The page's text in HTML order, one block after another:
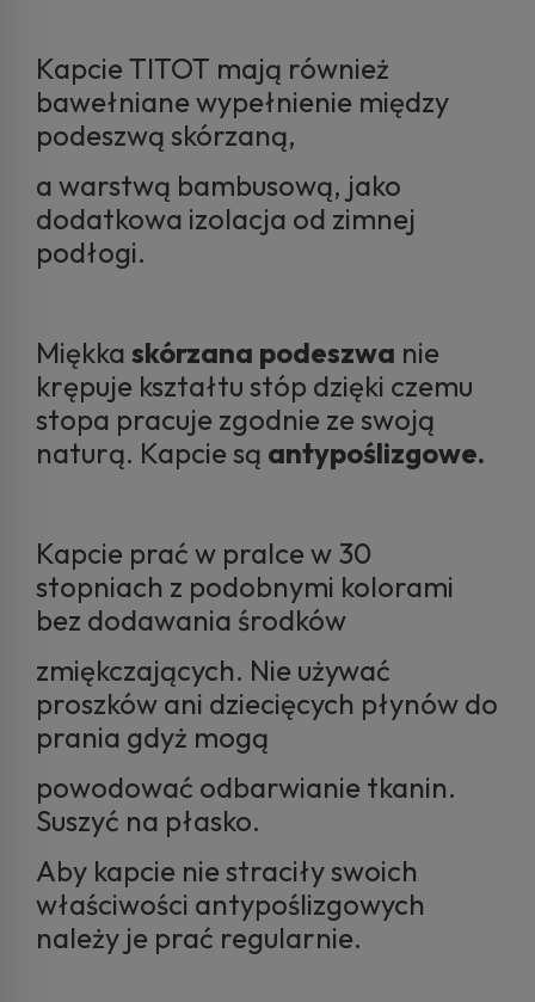
Kapcie TITOT mają również
bawełniane wypełnienie między
podeszwą skórzaną,
a warstwą bambusową, jako
dodatkowa izolacja od zimnej
podłogi.
Miękka skórzana podeszwa nie
krępuje kształtu stóp dzięki czemu
stopa pracuje zgodnie ze swoją
naturą. Kapcie są antypoślizgowe.
Kapcie prać w pralce w 30
stopniach z podobnymi kolorami
bez dodawania środków
zmiękczających. Nie używać
proszków ani dziecięcych płynów do
prania gdyż mogą
powodować odbarwianie tkanin.
Suszyć na płasko.
Aby kapcie nie straciły swoich
właściwości antypoślizgowych
należy je prać regularnie.